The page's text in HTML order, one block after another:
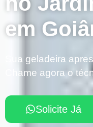
em
Sua geladeira
Chame agora o
Solicite Já